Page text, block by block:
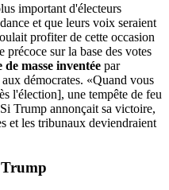
important d'électeurs
et que leurs voix seraient
profiter de cette occasion
sur la base des votes
masse inventée par
démocrates. «Quand vous
l'élection], une tempête de feu
Trump annonçait sa victoire,
et les tribunaux deviendraient